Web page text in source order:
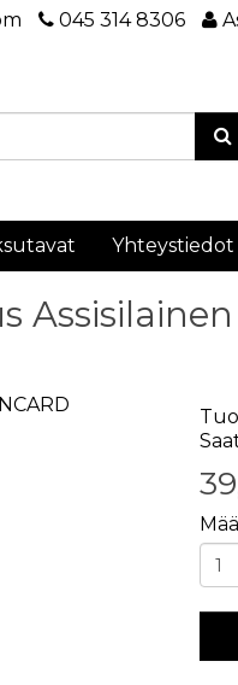
045 314 8306
Yhteystiedot
Assisilainen